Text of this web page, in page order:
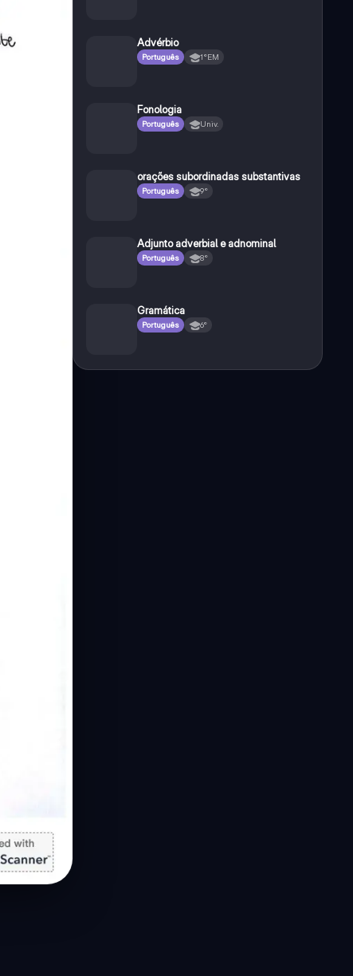
Advérbio
Português 1°EM
Fonologia
Português Univ.
orações subordinadas substantivas
Português 9°
Adjunto adverbial e adnominal
Português 8°
Gramática
Português 6°